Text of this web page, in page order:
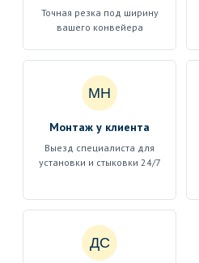
Точная резка под ширину
вашего конвейера
МН
Монтаж у клиента
Выезд специалиста для
установки и стыковки 24/7
ДС